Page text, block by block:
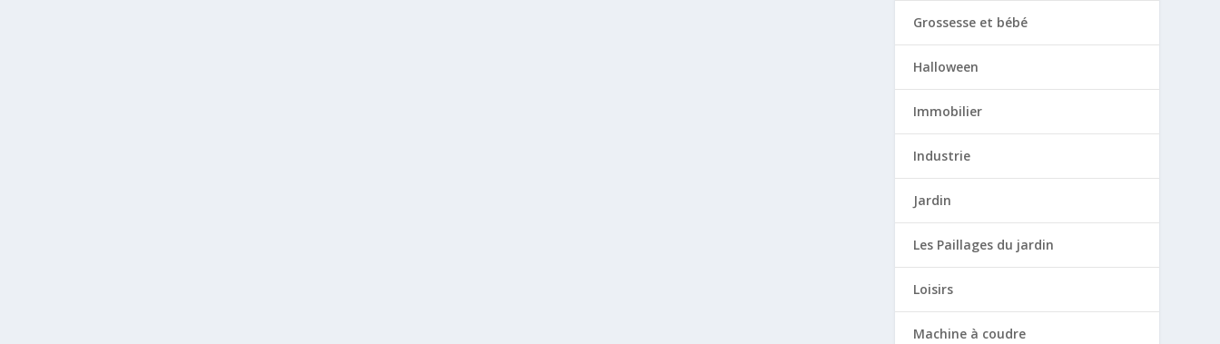
Grossesse et bébé
Halloween
Immobilier
Industrie
Jardin
Les Paillages du jardin
Loisirs
Machine à coudre